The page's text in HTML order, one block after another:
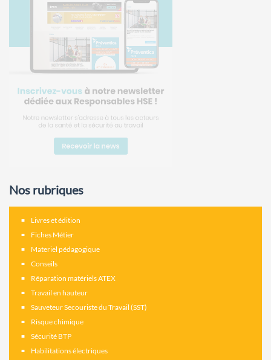
Nos rubriques
Livres et édition
Fiches Métier
Materiel pédagogique
Conseils
Réparation matériels ATEX
Travail en hauteur
Sauveteur Secouriste du Travail (SST)
Risque chimique
Sécurité BTP
Habilitations électriques